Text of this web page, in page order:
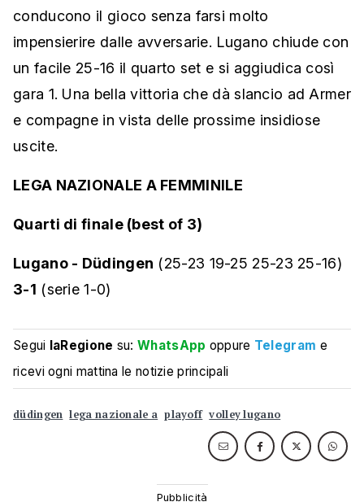
conducono il gioco senza farsi molto
impensierire dalle avversarie. Lugano chiude con
un facile 25-16 il quarto set e si aggiudica così
gara 1. Una bella vittoria che dà slancio ad Armer
e compagne in vista delle prossime insidiose
uscite.
LEGA NAZIONALE A FEMMINILE
Quarti di finale (best of 3)
Lugano - Düdingen (25-23 19-25 25-23 25-16)
3-1 (serie 1-0)
Segui laRegione su:WhatsApp oppure Telegram e
ricevi ogni mattina le notizie principali
düdingen lega nazionale a playoff volley lugano